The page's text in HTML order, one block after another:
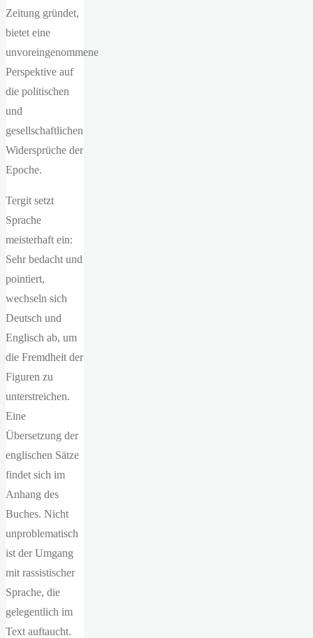
Zeitung gründet,
bietet eine
unvoreingenommene
Perspektive auf
die politischen
und
gesellschaftlichen
Widersprüche der
Epoche.
Tergit setzt
Sprache
meisterhaft ein:
Sehr bedacht und
pointiert,
wechseln sich
Deutsch und
Englisch ab, um
die Fremdheit der
Figuren zu
unterstreichen.
Eine
Übersetzung der
englischen Sätze
findet sich im
Anhang des
Buches. Nicht
unproblematisch
ist der Umgang
mit rassistischer
Sprache, die
gelegentlich im
Text auftaucht.